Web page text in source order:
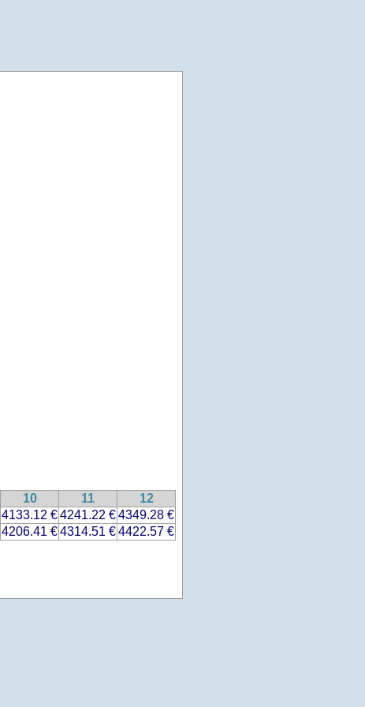
10 11
12
4133.12 €4241.22 €4349.28 €
4206.41 €4314.51 €4422.57 €